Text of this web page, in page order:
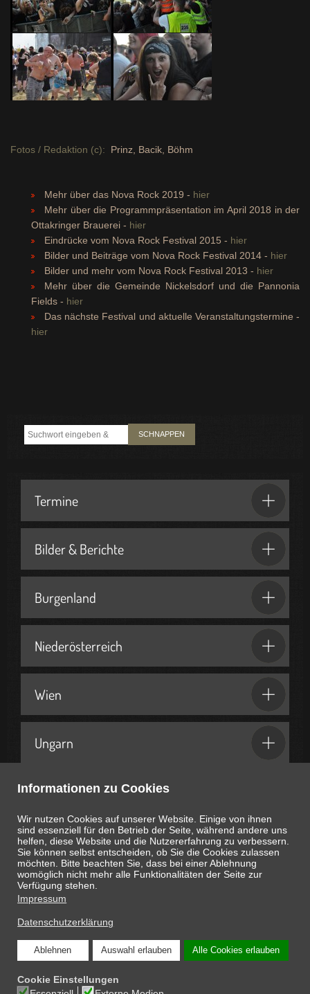
Informationen zu Cookies
Wir nutzen Cookies auf unserer Website. Einige von ihnen
sind essenziell für den Betrieb der Seite, während andere uns
helfen, diese Website und die Nutzererfahrung zu verbessern.
Sie können selbst entscheiden, ob Sie die Cookies zulassen
möchten. Bitte beachten Sie, dass bei einer Ablehnung
womöglich nicht mehr alle Funktionalitäten der Seite zur
Verfügung stehen.
Impressum
Datenschutzerklärung
Ablehnen Auswahl erlauben Alle Cookies erlauben
Cookie Einstellungen
Fotos / Redaktion (c): Prinz, Bacik, Böhm
Mehr über das Nova Rock 2019 - hier
Mehr über die Programmpräsentation im April 2018 in der
Ottakringer Brauerei - hier
Eindrücke vom Nova Rock Festival 2015 - hier
Bilder und Beiträge vom Nova Rock Festival 2014 - hier
Bilder und mehr vom Nova Rock Festival 2013 - hier
Mehr über die Gemeinde Nickelsdorf und die Pannonia
Fields - hier
Das nächste Festival und aktuelle Veranstaltungstermine -
hier
SCHNAPPEN
Termine
Bilder & Berichte
Burgenland
Niederösterreich
Wien
Ungarn
Geschenkideen & Partner
Heute istAugust 6, 2026 05:45:36Uhr
COPYRIGHT © 2026 ONLINE-MAGAZIN SCHNAPPEN.AT: DIE INTERESSANTEN